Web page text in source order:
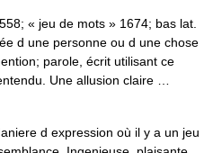
« jeu de mots » 1674; bas lat.
d une personne ou d une chose
parole, écrit utilisant ce
Une allusion claire …
d expression où il y a un jeu